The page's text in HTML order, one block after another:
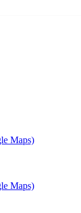
Maps)
Maps)
มลพิษทาง
วนร่วมในการ
รือนไม่ว่าจะอยู่